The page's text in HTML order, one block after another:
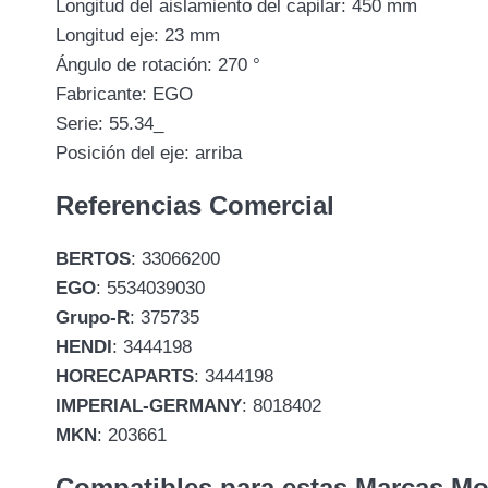
Longitud del aislamiento del capilar: 450 mm
Longitud eje: 23 mm
Ángulo de rotación: 270 °
Fabricante: EGO
Serie: 55.34_
Posición del eje: arriba
Referencias Comercial
BERTOS: 33066200
EGO: 5534039030
Grupo-R: 375735
HENDI: 3444198
HORECAPARTS: 3444198
IMPERIAL-GERMANY: 8018402
MKN: 203661